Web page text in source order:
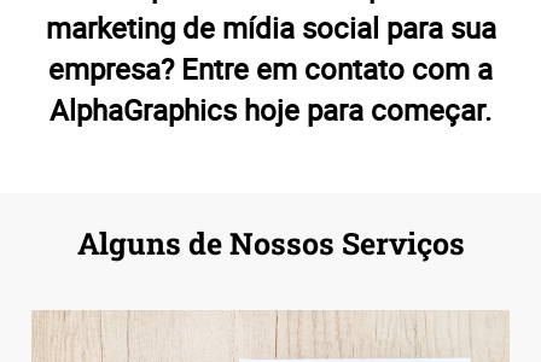
marketing de mídia social para sua
empresa? Entre em contato com a
AlphaGraphics hoje para começar.
Alguns de Nossos Serviços